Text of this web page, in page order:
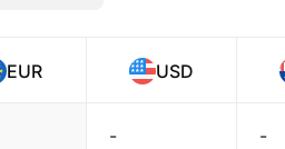
EUR USD
- -